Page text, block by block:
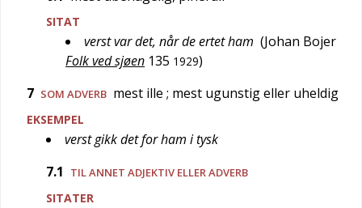
SITAT
verst var det, når de ertet ham (Johan Bojer
Folk ved sjøen 135 1929)
7 SOM ADVERB mest ille ; mest ugunstig eller uheldig
EKSEMPEL
verst gikk det for ham i tysk
7.1
TIL ANNET ADJEKTIV ELLER ADVERB
SITATER